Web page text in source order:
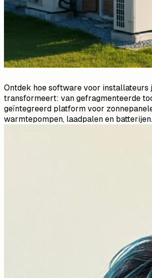
Ontdek hoe software voor installateurs
transformeert: van gefragmenteerde
geïntegreerd platform voor
warmtepompen, laadpalen en batterijen.